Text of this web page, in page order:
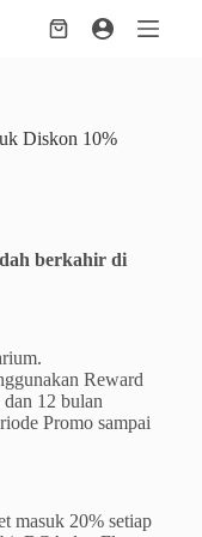
Shopping
Diskon 10%
berkahir di
Reward
12 bulan
Promo sampai
masuk 20% setiap